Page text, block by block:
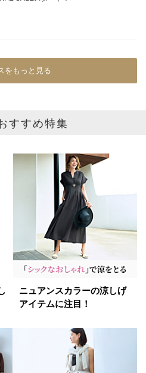
をもっと見る
すすめ特集
ニュアンスカラーの涼しげ
アイテムに注目！